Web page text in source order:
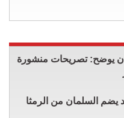
يوضح: تصريحات منشورة
يضم السلمان من الرمثا